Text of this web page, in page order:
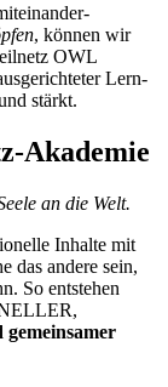
, können wir
OWL
Lern-
stärkt.
Akademie
an die Welt.
Inhalte mit
das andere sein,
So entstehen